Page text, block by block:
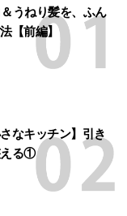
うねり髪を、ふん
【前編】
なキッチン】引き
える①